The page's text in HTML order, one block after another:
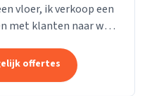
vloer, ik verkoop een
met klanten naar wat
showroom,...
offertes